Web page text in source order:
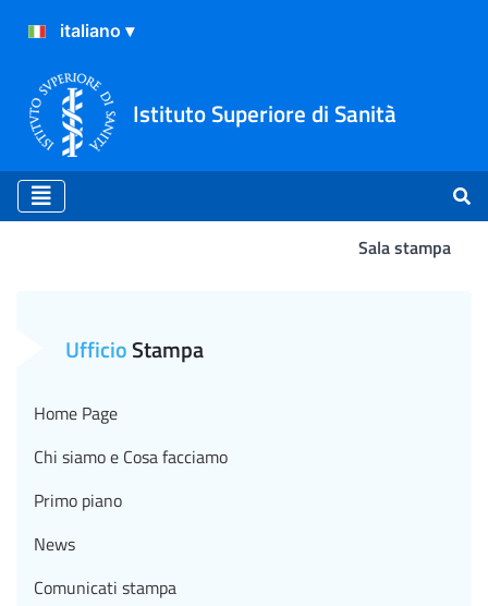
Istituto Superiore di Sanità
Sala stampa
UfficioStampa
Home Page
Chi siamo e Cosa facciamo
Primo piano
News
Comunicati stampa